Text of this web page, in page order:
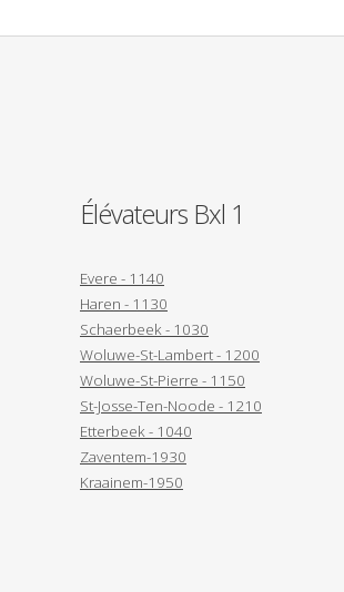
Élévateurs Bxl 1
Evere - 1140
Haren - 1130
Schaerbeek - 1030
Woluwe-St-Lambert - 1200
Woluwe-St-Pierre - 1150
St-Josse-Ten-Noode - 1210
Etterbeek - 1040
Zaventem-1930
Kraainem-1950